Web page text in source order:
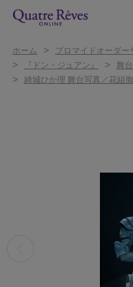
ホーム > ブロマイドオーダー
> 『ドン・ジュアン』 > 舞
> 綺城ひか理 舞台写真／花組